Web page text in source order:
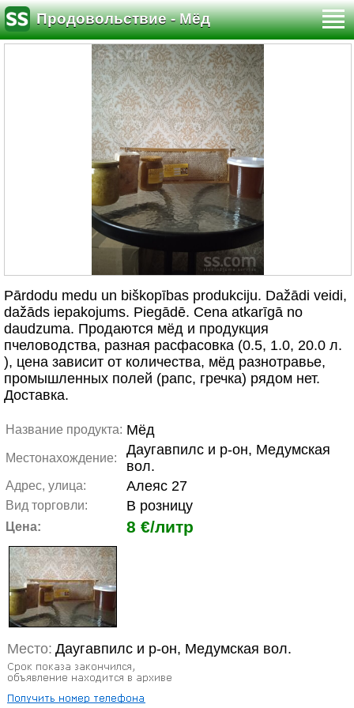
Продовольствие - Мёд
Pārdodu medu un biškopības produkciju. Dažādi veidi,
dažāds iepakojums. Piegādē. Cena atkarīgā no
daudzuma. Продаются мёд и продукция
пчеловодства, разная расфасовка (0.5, 1.0, 20.0 л.
), цена зависит от количества, мёд разнотравье,
промышленных полей (рапс, гречка) рядом нет.
Доставка.
Название продукта: Мёд
Местонахождение:
Даугавпилс и р-он, Медумская
вол.
Адрес, улица: Алеяс 27
Вид торговли: В розницу
Цена: 8 €/литр
Место: Даугавпилс и р-он, Медумская вол.